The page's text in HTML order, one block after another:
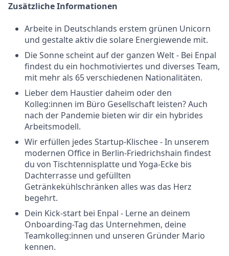
Zusätzliche Informationen
Arbeite in Deutschlands erstem grünen Unicorn
und gestalte aktiv die solare Energiewende mit.
Die Sonne scheint auf der ganzen Welt - Bei Enpal
findest du ein hochmotiviertes und diverses Team,
mit mehr als 65 verschiedenen Nationalitäten.
Lieber dem Haustier daheim oder den
Kolleg:innen im Büro Gesellschaft leisten? Auch
nach der Pandemie bieten wir dir ein hybrides
Arbeitsmodell.
Wir erfüllen jedes Startup-Klischee - In unserem
modernen Office in Berlin-Friedrichshain findest
du von Tischtennisplatte und Yoga-Ecke bis
Dachterrasse und gefüllten
Getränkekühlschränken alles was das Herz
begehrt.
Dein Kick-start bei Enpal - Lerne an deinem
Onboarding-Tag das Unternehmen, deine
Teamkolleg:innen und unseren Gründer Mario
kennen.